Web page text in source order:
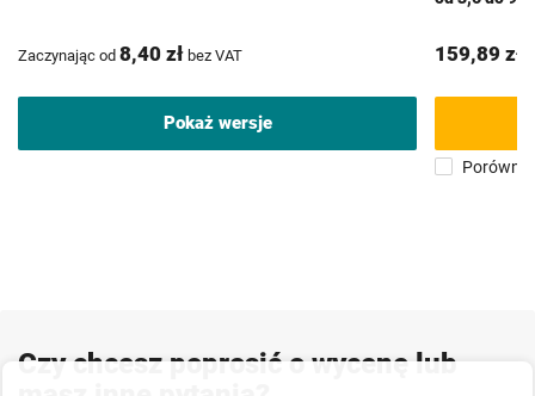
Zaczynając od 8,40 zł bez VAT
Pokaż wersje
159,89 zł
Porównaj
Czy chcesz poprosić o wycenę lub